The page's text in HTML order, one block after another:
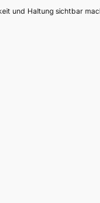
und Haltung sichtbar